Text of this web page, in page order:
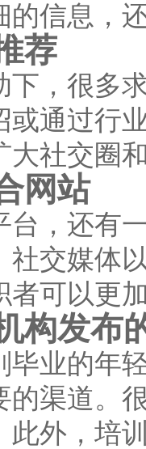
的信息，
荐
下，很多
或通过行
大社交圈
网站
台，还有
社交媒体
者可以更
构发布
毕业的年
的渠道。
此外，培